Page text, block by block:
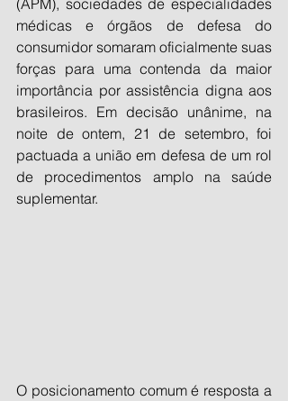
(APM), sociedades de especialidades
médicas e órgãos de defesa do
consumidor somaram oficialmente suas
forças para uma contenda da maior
importância por assistência digna aos
brasileiros. Em decisão unânime, na
noite de ontem, 21 de setembro, foi
pactuada a união em defesa de um rol
de procedimentos amplo na saúde
suplementar.
O posicionamento comum é resposta a